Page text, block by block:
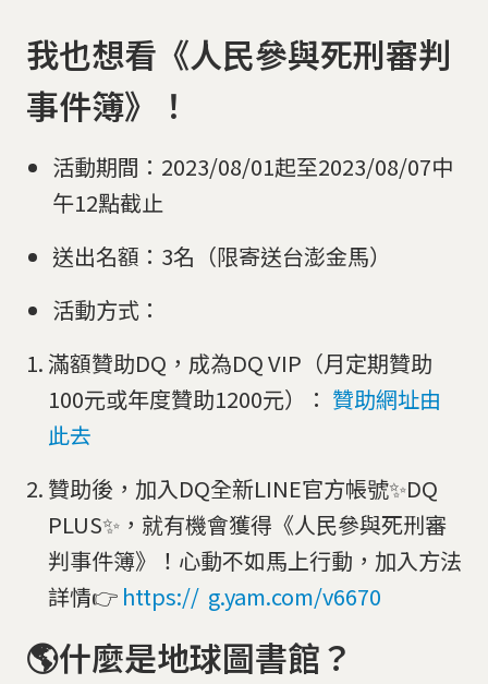
我也想看《人民參與死刑審判
事件簿》！
活動期間：2023/08/01起至2023/08/07中
午12點截止
送出名額：3名（限寄送台澎金馬）
活動方式：
滿額贊助DQ，成為DQ VIP（月定期贊助
100元或年度贊助1200元）⁣： 贊助網址由
此去
贊助後，加入DQ全新LINE官方帳號✨DQ
PLUS✨，就有機會獲得《人民參與死刑審
判事件簿》！心動不如馬上行動，加入方法
詳情👉 https:// g.yam.com/v6670
🌎什麼是地球圖書館？